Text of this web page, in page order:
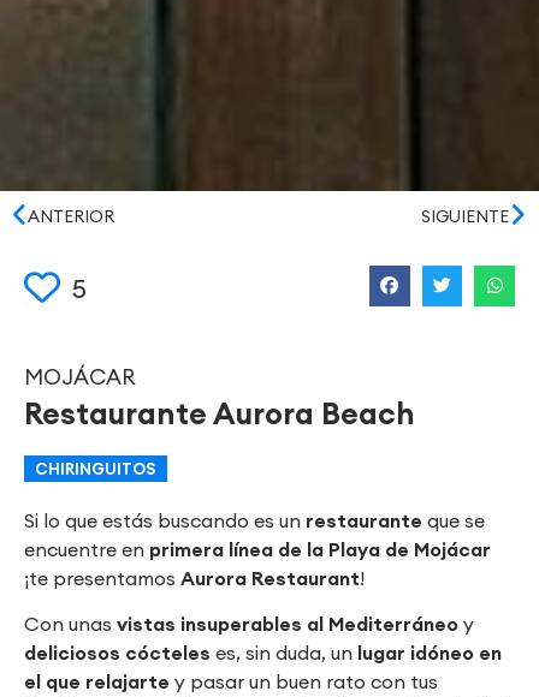
ANTERIOR SIGUIENTE
5
MOJÁCAR
Restaurante Aurora Beach
CHIRINGUITOS
Si lo que estás buscando es un restaurante que se
encuentre en primera línea de la Playa de Mojácar
¡te presentamos Aurora Restaurant!
Con unas vistas insuperables al Mediterráneo y
deliciosos cócteles es, sin duda, un lugar idóneo en
el que relajarte y pasar un buen rato con tus